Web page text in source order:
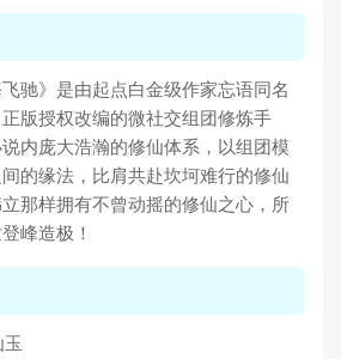
飞驰》是由起点白金级作家忘语同名
版授权改编的微社交组团修炼手
内庞大浩瀚的修仙体系，以组团模
的缘法，比肩共赴坎坷难行的修仙
那样拥有不曾动摇的修仙之心，所
峰造极！